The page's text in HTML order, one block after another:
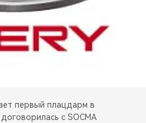
первый плацдарм в
с SOCMA